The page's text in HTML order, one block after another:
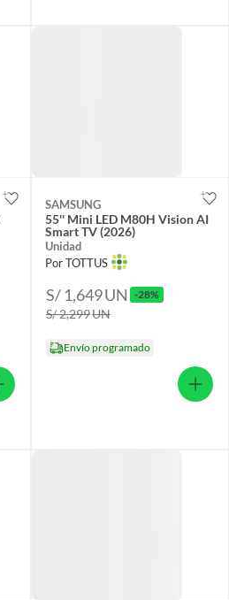
SAMSUNG
55'' Mini LED M80H Vision AI
Smart TV (2026)
Unidad
Por TOTTUS
S/ 1,649UN -28%
S/ 2,299UN
Envío programado